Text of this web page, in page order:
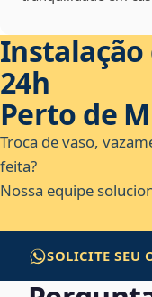
Instalação
24h
Perto de
Troca de vaso,
feita?
Nossa equipe
SOLICITE SEU